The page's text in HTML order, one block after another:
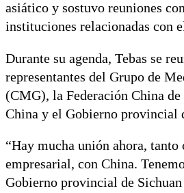
asiático y sostuvo reuniones
instituciones relacionadas con
Durante su agenda, Tebas se
representantes del Grupo de
(CMG), la Federación China
China y el Gobierno provincial
“Hay mucha unión ahora,
empresarial, con China.
Gobierno provincial de